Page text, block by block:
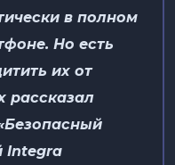
в полном
Но есть
их от
рассказал
Integra